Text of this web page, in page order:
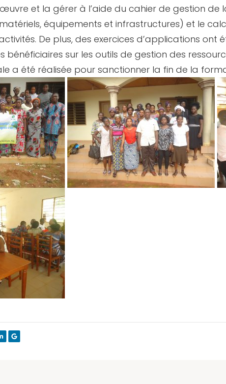
et la gérer à l’aide du cahier de gestion
équipements et infrastructures) et le
De plus, des exercices d’applications ont
bénéficiaires sur les outils de gestion des
a été réalisée pour sanctionner la fin de la